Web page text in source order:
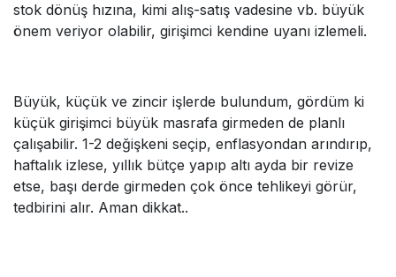
stok dönüş hızına, kimi alış-satış vadesine vb. büyük
önem veriyor olabilir, girişimci kendine uyanı izlemeli.
Büyük, küçük ve zincir işlerde bulundum, gördüm ki
küçük girişimci büyük masrafa girmeden de planlı
çalışabilir. 1-2 değişkeni seçip, enflasyondan arındırıp,
haftalık izlese, yıllık bütçe yapıp altı ayda bir revize
etse, başı derde girmeden çok önce tehlikeyi görür,
tedbirini alır. Aman dikkat..